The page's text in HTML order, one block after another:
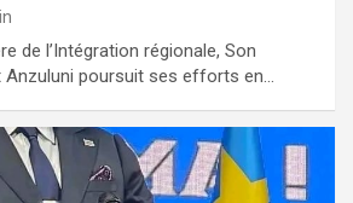
de l’Intégration régionale, Son
Anzuluni poursuit ses efforts en…